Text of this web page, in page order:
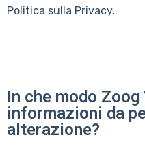
Politica sulla Privacy.
In che modo
informazioni da
alterazione?